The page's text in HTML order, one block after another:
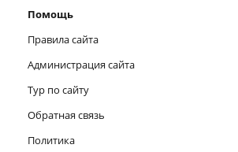
Помощь
Правила сайта
Администрация сайта
Тур по сайту
Обратная связь
Политика